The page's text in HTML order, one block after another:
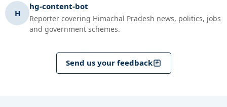
H
hg-content-bot
Reporter covering Himachal Pradesh news, politics, jobs
and government schemes.
Send us your feedback